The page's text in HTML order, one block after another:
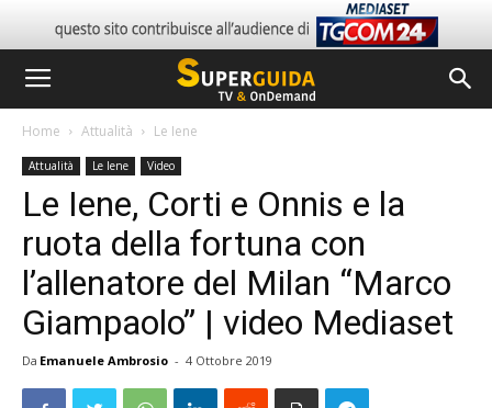
Home Attualità Le Iene
Attualità Le Iene Video
Le Iene, Corti e Onnis e la
ruota della fortuna con
l’allenatore del Milan “Marco
Giampaolo” | video Mediaset
Da Emanuele Ambrosio - 4 Ottobre 2019